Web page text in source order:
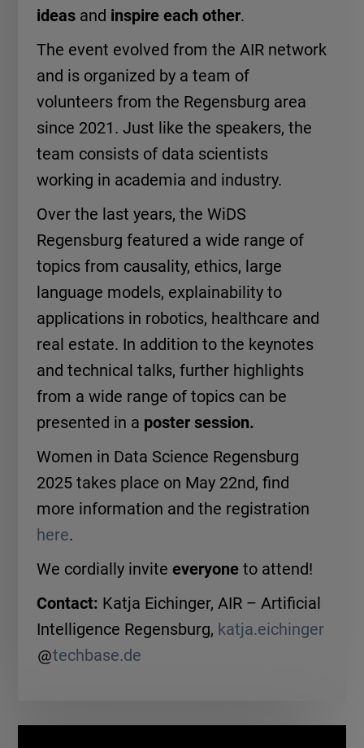
ideasand inspire each other.
The event evolved from the AIR network
and is organized by a team of
volunteers from the Regensburg area
since 2021. Just like the speakers, the
team consists of data scientists
working in academia and industry.
Over the last years, the WiDS
Regensburg featured a wide range of
topics from causality, ethics, large
language models, explainability to
applications in robotics, healthcare and
real estate. In addition to the keynotes
and technical talks, further highlights
from a wide range of topics can be
presented in a poster session.
Women in Data Science Regensburg
2025 takes place on May 22nd, find
more information and the registration
here.
We cordially invite everyone to attend!
Contact: Katja Eichinger, AIR – Artificial
Intelligence Regensburg, katja.eichinger
techbase.de